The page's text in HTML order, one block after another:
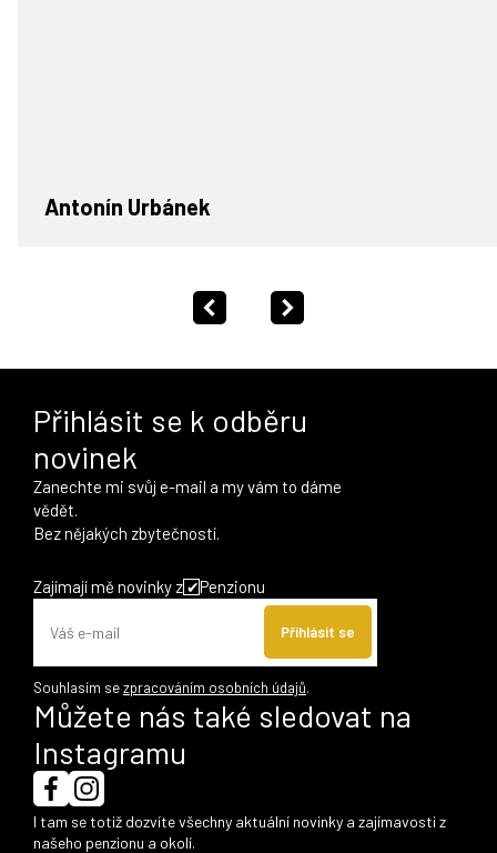
Antonín Urbánek
Přihlásit se k odběru
novinek
Zanechte mi svůj e-mail a my vám to dáme
vědět.
Bez nějakých zbytečností.
Zajímají mě novinky z Penzionu
Příhlásit se
Souhlasím sezpracováním osobních údajů.
Můžete nás také sledovat na
Instagramu
I tam se totiž dozvíte všechny aktuální novinky a zajímavosti z
našeho penzionu a okolí.